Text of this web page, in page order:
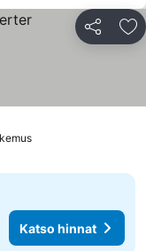
Jaa
Katso hinnat